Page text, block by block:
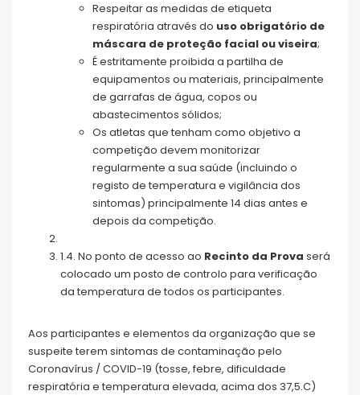
Respeitar as medidas de etiqueta
respiratória através do uso obrigatório de
máscara de proteção facial ou viseira;
É estritamente proibida a partilha de
equipamentos ou materiais, principalmente
de garrafas de água, copos ou
abastecimentos sólidos;
Os atletas que tenham como objetivo a
competição devem monitorizar
regularmente a sua saúde (incluindo o
registo de temperatura e vigilância dos
sintomas) principalmente 14 dias antes e
depois da competição.
1.4. No ponto de acesso ao Recinto da Prova será
colocado um posto de controlo para verificação
da temperatura de todos os participantes.
Aos participantes e elementos da organização que se
suspeite terem sintomas de contaminação pelo
Coronavírus / COVID-19 (tosse, febre, dificuldade
respiratória e temperatura elevada, acima dos 37,5.C)